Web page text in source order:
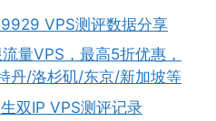
VPS测评数据分享
量VPS，最高5折优惠，
丹/洛杉矶/东京/新加坡等
双IP VPS测评记录